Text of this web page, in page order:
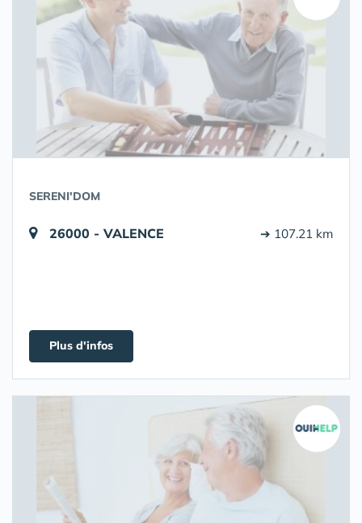
SERENI'DOM
26000 - VALENCE ➔ 107.21 km
Plus d'infos